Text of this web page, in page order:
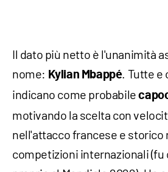
Il dato più netto è l'unanimità
nome: Kylian Mbappé. Tutte e
indicano come probabile
motivando la scelta con
nell'attacco francese e storico
competizioni internazionali (fu